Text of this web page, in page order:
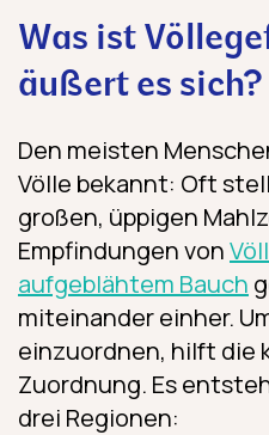
Was ist
äußert es sich?
Den meisten
Völle bekannt: Oft
großen, üppigen
Empfindungen von
aufgeblähtem Bauch
miteinander einher.
einzuordnen, hilft die
Zuordnung. Es
drei Regionen: